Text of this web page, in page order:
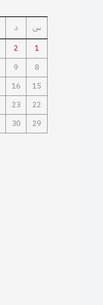
س
د
1
2
8
9
15
16
22
23
29
30